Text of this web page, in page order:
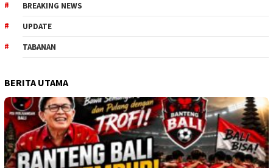
BREAKING NEWS
UPDATE
TABANAN
BERITA UTAMA